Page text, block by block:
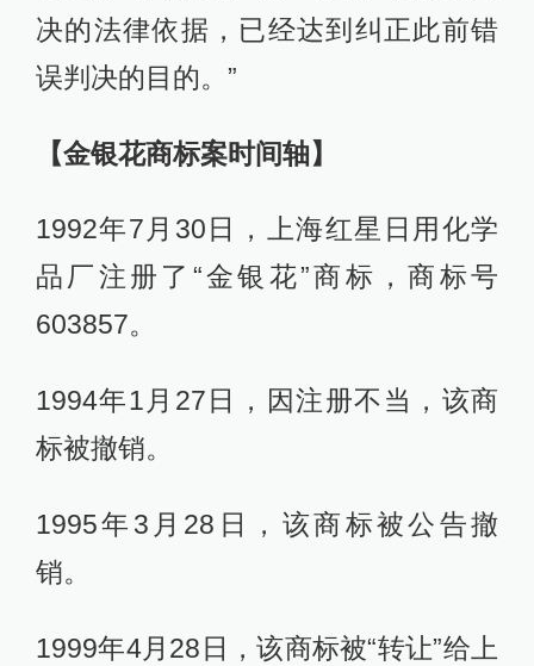
决的法律依据，已经达到纠正此前错
误判决的目的。”
【金银花商标案时间轴】
1992年7月30日，上海红星日用化学
品厂注册了“金银花”商标，商标号
603857。
1994年1月27日，因注册不当，该商
标被撤销。
1995年3月28日，该商标被公告撤
销。
1999年4月28日，该商标被“转让”给上